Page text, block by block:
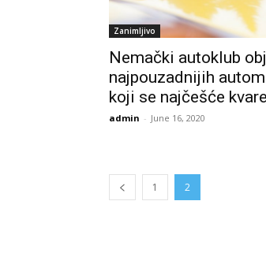
Zanimljivo
Nemački autoklub
najpouzadnijih
koji se najčešće kvare
admin - June 16, 2020
1 2